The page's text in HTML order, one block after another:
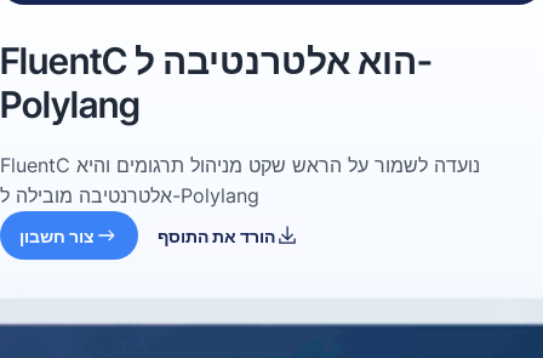
FluentC הוא אלטרנטיבה ל-
Polylang
FluentC נועדה לשמור על הראש שקט מניהול תרגומים והיא
אלטרנטיבה מובילה ל-Polylang
צור חשבון הורד את התוסף